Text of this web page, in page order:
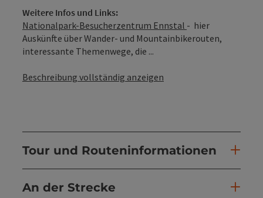
Weitere Infos und Links:
Nationalpark-Besucherzentrum Ennstal - hier
Auskünfte über Wander- und Mountainbikerouten,
interessante Themenwege, die ...
Beschreibung vollständig anzeigen
Tour und Routeninformationen
An der Strecke